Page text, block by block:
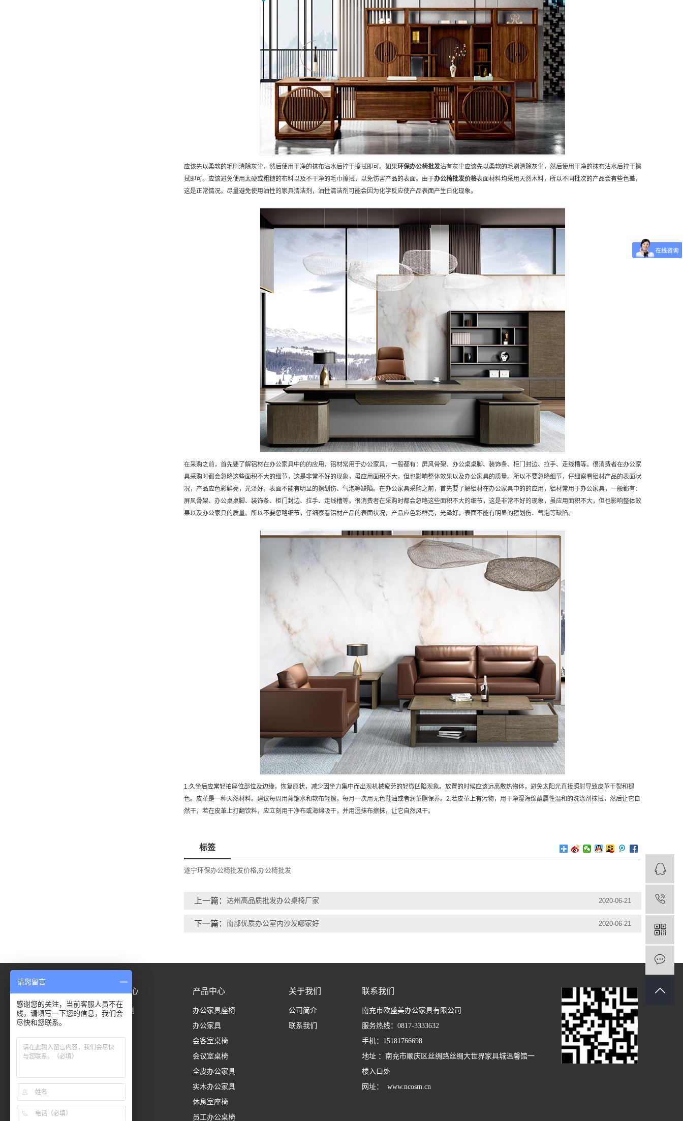
应该先以柔软的毛刷清除灰尘，然后使用干净的抹布沾水后拧干擦拭即可。如果环保办公椅批发沾有灰尘应该先以柔软的毛刷清除灰尘，然后使用干净的抹布沾水后拧干擦
拭即可。应该避免使用太硬或粗糙的布料以及不干净的毛巾擦拭，以免伤害产品的表面。由于办公椅批发价格表面材料均采用天然木料，所以不同批次的产品会有些色差，
这是正常情况。尽量避免使用油性的家具清洁剂，油性清洁剂可能会因为化学反应使产品表面产生白化现象。
在采购之前，首先要了解铝材在办公家具中的的应用，铝材常用于办公家具，一般都有：屏风骨架、办公桌桌脚、装饰条、柜门封边、拉手、走线槽等。很消费者在办公家
具采购时都会忽略这些面积不大的细节，这是非常不好的现象，虽应用面积不大，但也影响整体效果以及办公家具的质量。所以不要忽略细节，仔细察看铝材产品的表面状
况，产品应色彩鲜亮，光泽好，表面不能有明显的擦划伤、气泡等缺陷。在办公家具采购之前，首先要了解铝材在办公家具中的的应用，铝材常用于办公家具，一般都有：
屏风骨架、办公桌桌脚、装饰条、柜门封边、拉手、走线槽等。很消费者在采购时都会忽略这些面积不大的细节，这是非常不好的现象，虽应用面积不大，但也影响整体效
果以及办公家具的质量。所以不要忽略细节，仔细察看铝材产品的表面状况，产品应色彩鲜亮，光泽好，表面不能有明显的擦划伤、气泡等缺陷。
1.久坐后应常轻拍座位部位及边缘，恢复原状，减少因坐力集中而出现机械疲劳的轻微凹陷现象。放置的时候应该远离散热物体，避免太阳光直接照射导致皮革干裂和褪
色。皮革是一种天然材料。建议每周用蒸馏水和软布轻擦，每月一次用无色鞋油或者润革脂保养。2.若皮革上有污物，用干净湿海绵蘸属性温和的洗涤剂抹拭，然后让它自
然干，若在皮革上打翻饮料，应立刻用干净布或海绵吸干，并用湿抹布擦抹，让它自然风干。
标签
遂宁环保办公椅批发价格,办公椅批发
上一篇： 达州高品质批发办公桌椅厂家 2020-06-21
下一篇： 南部优质办公室内沙发哪家好 2020-06-21
案例中心
成功案例
产品中心
办公家具座椅
办公家具
会客室桌椅
会议室桌椅
全皮办公家具
实木办公家具
休息室座椅
员工办公桌椅
关于我们
公司简介
联系我们
联系我们
南充市欧盛美办公家具有限公司
服务热线：0817-3333632
手机：15181766698
地址 ：南充市顺庆区丝绸路丝绸大世界家具城温馨馆一
楼入口处
网址： www.ncosm.cn
请您留言
感谢您的关注，当前客服人员不在
线，请填写一下您的信息，我们会
尽快和您联系。